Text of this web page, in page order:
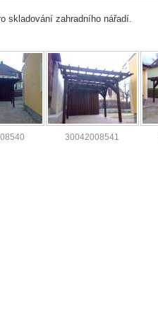
skladování zahradního nářadí.
30042008541